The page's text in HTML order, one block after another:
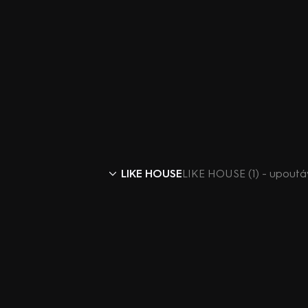
LIKE HOUSELIKE HOUSE (1) -